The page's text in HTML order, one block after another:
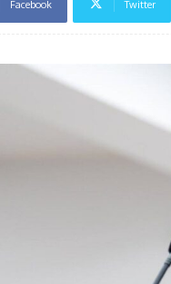
Facebook Twitter